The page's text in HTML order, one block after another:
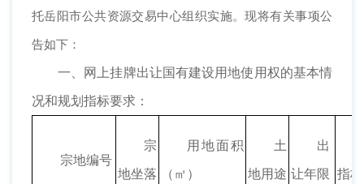
托岳阳市公共资源交易中心组织实施。现将有关事项公
告如下：
一、网上挂牌出让国有建设用地使用权的基本情
况和规划指标要求：
宗地编号
宗
地坐落
用地面积
（㎡）
土
地用途
出
让年限 指标